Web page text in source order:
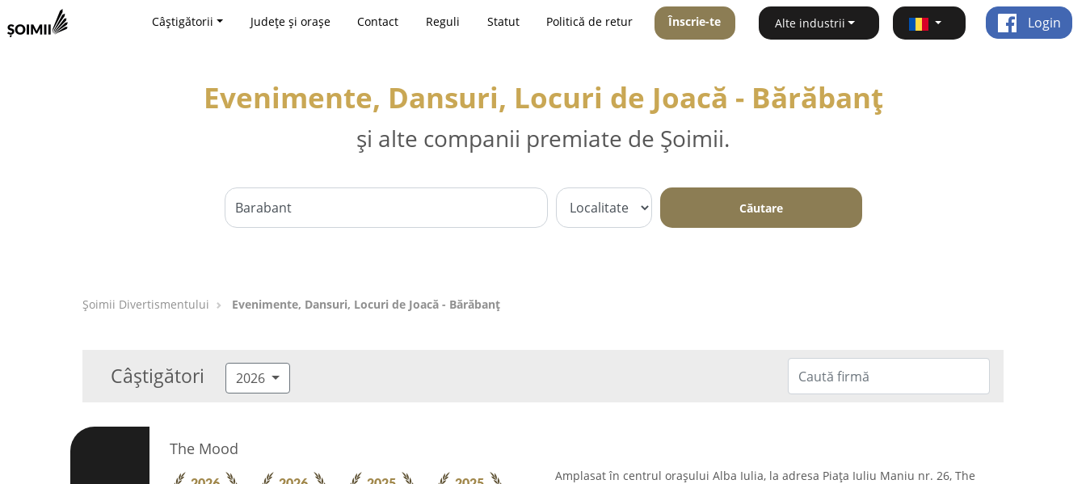
Câștigătorii Județe și orașe Contact Reguli Statut Politică de retur Înscrie-te Alte industrii Login
Evenimente, Dansuri, Locuri de Joacă - Bărăbanţ
și alte companii premiate de Șoimii.
Căutare
Şoimii Divertismentului Evenimente, Dansuri, Locuri de Joacă - Bărăbanţ
Câștigători 2026
The Mood
Amplasat în centrul orașului Alba Iulia, la adresa Piața Iuliu Maniu nr. 26, The